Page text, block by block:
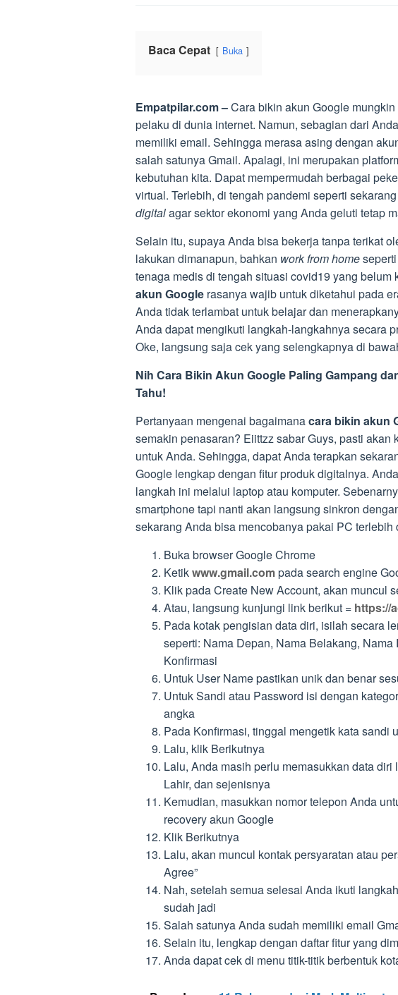
Baca Cepat Buka
Empatpilar.com –Cara bikin akun Google
pelaku di dunia internet. Namun, sebagian dari
memiliki email. Sehingga merasa asing dengan
salah satunya Gmail. Apalagi, ini merupakan
kebutuhan kita. Dapat mempermudah berbagai
virtual. Terlebih, di tengah pandemi seperti
digitalagar sektor ekonomi yang Anda geluti tetap
Selain itu, supaya Anda bisa bekerja tanpa terikat
lakukan dimanapun, bahkan work from home
tenaga medis di tengah situasi covid19 yang belum
akun Google rasanya wajib untuk diketahui pada
Anda tidak terlambat untuk belajar dan
Anda dapat mengikuti langkah-langkahnya secara
Oke, langsung saja cek yang selengkapnya di
Nih Cara Bikin Akun Google Paling Gampang
Tahu!
Pertanyaan mengenai bagaimanacara bikin akun
semakin penasaran? Eiittzz sabar Guys, pasti
untuk Anda. Sehingga, dapat Anda terapkan
Google lengkap dengan fitur produk digitalnya.
langkah ini melalui laptop atau komputer.
smartphone tapi nanti akan langsung sinkron
sekarang Anda bisa mencobanya pakai PC
Buka browser Google Chrome
Ketikwww.gmail.compada search engine
Klik pada Create New Account, akan muncul
Atau, langsung kunjungi link berikut = https://
Pada kotak pengisian data diri, isilah secara
seperti: Nama Depan, Nama Belakang,
Konfirmasi
Untuk User Name pastikan unik dan benar
Untuk Sandi atau Password isi dengan
angka
Pada Konfirmasi, tinggal mengetik kata sandi
Lalu, klik Berikutnya
Lalu, Anda masih perlu memasukkan data
Lahir, dan sejenisnya
Kemudian, masukkan nomor telepon Anda
recovery akun Google
Klik Berikutnya
Lalu, akan muncul kontak persyaratan atau
Agree”
Nah, setelah semua selesai Anda ikuti
sudah jadi
Salah satunya Anda sudah memiliki email
Selain itu, lengkap dengan daftar fitur yang
Anda dapat cek di menu titik-titik berbentuk